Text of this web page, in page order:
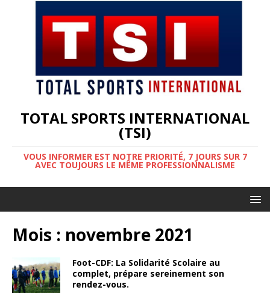
TOTAL SPORTS INTERNATIONAL
(TSI)
VOUS INFORMER EST NOTRE PRIORITÉ, 7 JOURS SUR 7
AVEC TOUJOURS LE MÊME PROFESSIONNALISME
Mois : novembre 2021
Foot-CDF: La Solidarité Scolaire au
complet, prépare sereinement son
rendez-vous.